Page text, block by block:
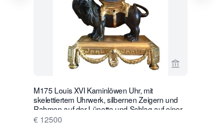
M175 Louis XVI Kaminlöwen Uhr, mit
skelettiertem Uhrwerk, silbernen Zeigern und
Rahmen auf der Lünette und Schlag auf einer
silbernen Glocke
€ 12500